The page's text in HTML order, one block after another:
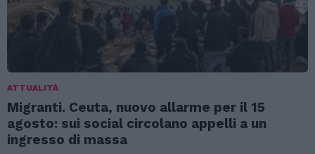
ATTUALITÀ
Migranti. Ceuta, nuovo allarme per il 15
agosto: sui social circolano appelli a un
ingresso di massa